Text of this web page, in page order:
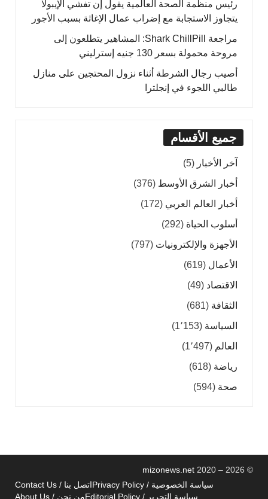
رئيس منظمة الصحة العالمية يقول إن تفشي الإيبولا
يتجاوز الاستجابة مع إضراب عمال الإغاثة بسبب الأجور
مراجعة Shark ChillPill: المشاهير يتطلعون إلى
مروحة محمولة بسعر 130 جنيه إسترليني
أصيب رجال الشرطة أثناء نزول المحتجين على منازل
طالبي اللجوء في إنجلترا
جميع الأقسام
آخر الأخبار (5)
أخبار الشرق الأوسط (376)
أخبار العالم العربي (172)
أسلوب الحياة (292)
الأجهزة والإلكترونيات (797)
الأعمال (619)
الاقتصاد (49)
الثقافة (681)
السياسة (1٬153)
العالم (1٬497)
رياضة (618)
صحة (594)
©
mizonews.net 2020 – 2026
سياسة الخصوصية / Privacy Policy
اتصل بنا / Contact Us
سياسة التحرير / Editorial Policy
من نحن / About Us